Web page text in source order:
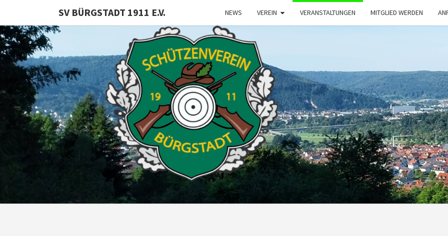
SV BÜRGSTADT 1911 E.V. NEWS VEREIN VERANSTALTUNGEN MITGLIED WERDEN